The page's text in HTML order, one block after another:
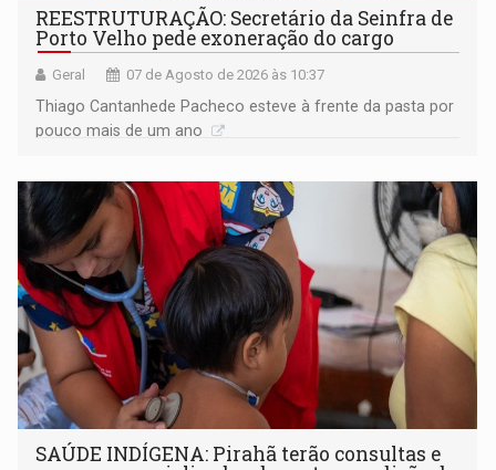
REESTRUTURAÇÃO: Secretário da Seinfra de
Porto Velho pede exoneração do cargo
Geral 07 de Agosto de 2026 às 10:37
Thiago Cantanhede Pacheco esteve à frente da pasta por
pouco mais de um ano
SAÚDE INDÍGENA: Pirahã terão consultas e